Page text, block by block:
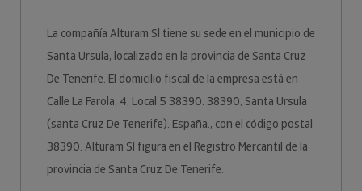
La compañía Alturam Sl tiene su sede en el municipio de
Santa Ursula, localizado en la provincia de Santa Cruz
De Tenerife. El domicilio fiscal de la empresa está en
Calle La Farola, 4, Local 5 38390. 38390, Santa Ursula
(santa Cruz De Tenerife). España., con el código postal
38390. Alturam Sl figura en el Registro Mercantil de la
provincia de Santa Cruz De Tenerife.